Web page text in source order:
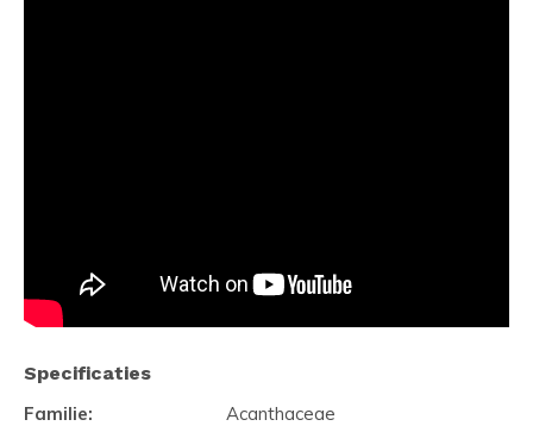
Specificaties
Familie:
Acanthaceae